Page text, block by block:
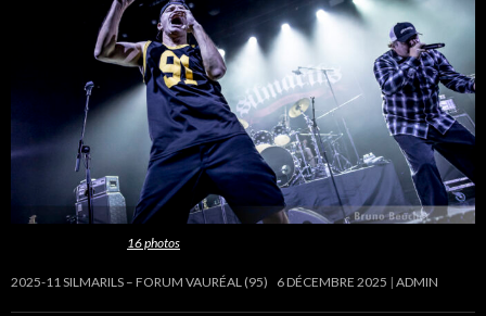
16 photos
2025-11 SILMARILS – FORUM VAURÉAL (95) 6 DÉCEMBRE 2025 ADMIN